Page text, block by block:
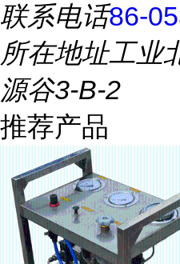
联系电话86-
所在地址工业
源谷3-B-2
推荐产品